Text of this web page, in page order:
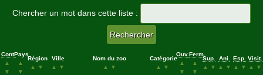
Chercher un mot dans cette liste :
Cont.
▲
▼
Pays
▲
▼
Région
▲
▼
Ville
▲
▼
Nom du zoo
▲
▼
Catégorie
▲
▼
Ouv.
▲
▼
Ferm.
▲
▼
Sup.
▲
▼
Ani.
▲
▼
Esp.
▲
▼
Visit.
▲
▼